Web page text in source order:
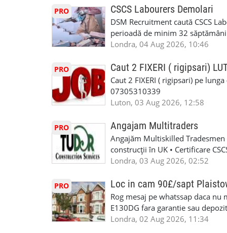
oferta pe care sa o folositi la
WhatsApp: +44 7467 838 881
numele, experienta si data la
link-ul de jos. Sanatate si mult
INSTALLATION LIMITED
PRO CSCS Labourers Demolari
DSM Recruitment caută CSCS
perioadă de minim 32
oferă ore suplimentare și
informații, contactați-ne la: 📞
Londra, 04 Aug 2026, 10:46
PRO Caut 2 FIXERI ( rigipsari)
Caut 2 FIXERI ( rigipsari) pe
07305310339
Luton, 03 Aug 2026, 12:58
PRO Angajam Multitraders
Angajăm Multiskilled
construcții în UK • Certificare
specializate (căutăm
interioare • Permis de
(reprezintă un avantaj
performanță • £200 – £250 pe
posibilități reale de avansare •
Londra, 03 Aug 2026, 02:52
PRO Loc in cam 90£/sapt
Rog mesaj pe whatssap daca nu
E130DG fara garantie sau
fiecare pat beneficiaza de dulap
Londra, 02 Aug 2026, 11:34